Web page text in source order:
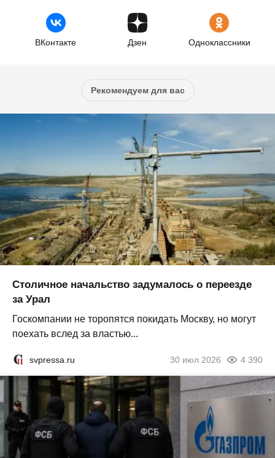
ВКонтакте Дзен Одноклассники
Рекомендуем для вас
Столичное начальство задумалось о переезде
за Урал
Госкомпании не торопятся покидать Москву, но могут
поехать вслед за властью...
svpressa.ru 30 июл 2026 4 390